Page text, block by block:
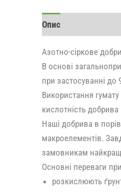
Опис
Азотно-сіркове
В основі
при застосуванні до
Використання
кислотність
Наші добрива в
макроелементів.
замовникам
Основні переваги
розкислюють